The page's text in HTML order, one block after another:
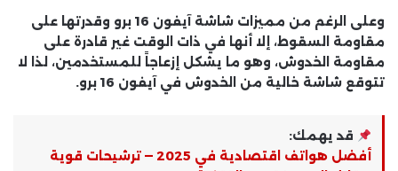
وعلى الرغم من مميزات شاشة آيفون 16 برو وقدرتها على
مقاومة السقوط، إلا أنها في ذات الوقت غير قادرة على
مقاومة الخدوش، وهو ما يشكل إزعاجاً للمستخدمين، لذا لا
تتوقع شاشة خالية من الخدوش في آيفون 16 برو.
قد يهمك:
أفضل هواتف اقتصادية في 2025 — ترشيحات قوية